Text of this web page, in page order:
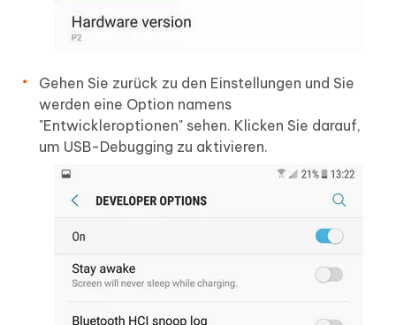
Gehen Sie zurück zu den Einstellungen und Sie
werden eine Option namens
"Entwickleroptionen" sehen. Klicken Sie darauf,
um USB-Debugging zu aktivieren.